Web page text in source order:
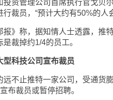
投资管理公司首席执行官戈贝
裁员，“预计大约有50%的人
报》称，据知情人士透露，推
裁掉约1/4的员工。
型科技公司宣布裁员
远不止推特一家公司，受通货
布裁员或暂停招聘。